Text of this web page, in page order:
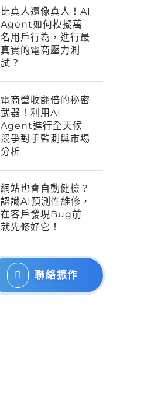
比真人還像真人！AI
Agent如何模擬萬
名用戶行為，進行最
真實的電商壓力測
試？
電商營收翻倍的秘密
武器！利用AI
Agent進行全天候
競爭對手監測與市場
分析
網站也會自動健檢？
認識AI預測性維修，
在客戶發現Bug前
就先修好它！
聯絡振作